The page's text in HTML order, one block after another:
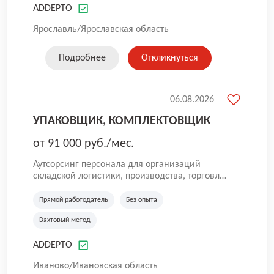
без опыта, грузчики, комплектовщики,
работа с проживанием, сотрудник склада,
сотрудник магазина, работник склада, работа
для мужчин, работа для женщин.
ADDEPTO
Ярославль/Ярославская область
Подробнее Откликнуться
УПАКОВЩИК, КОМПЛЕКТОВЩИК
от 91 000 руб./мес.
Аутсорсинг персонала для организаций
складской логистики, производства, торговли
услуги по предоставлению персонала в
рынке с 2016 года. Самая главная цель для
без опыта, грузчики, комплектовщики,
работа с проживанием, сотрудник склада,
Прямой работодатель Без опыта
Вахтовый метод
ADDEPTO
Иваново/Ивановская область
06.08.2026